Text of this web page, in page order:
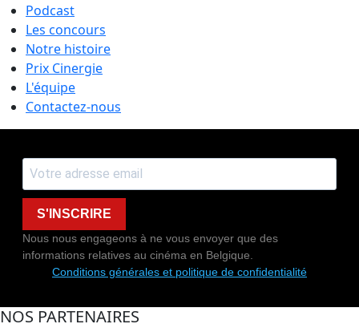
Podcast
Les concours
Notre histoire
Prix Cinergie
L'équipe
Contactez-nous
S'INSCRIRE
Nous nous engageons à ne vous envoyer que des
informations relatives au cinéma en Belgique.
Conditions générales et politique de confidentialité
NOS PARTENAIRES